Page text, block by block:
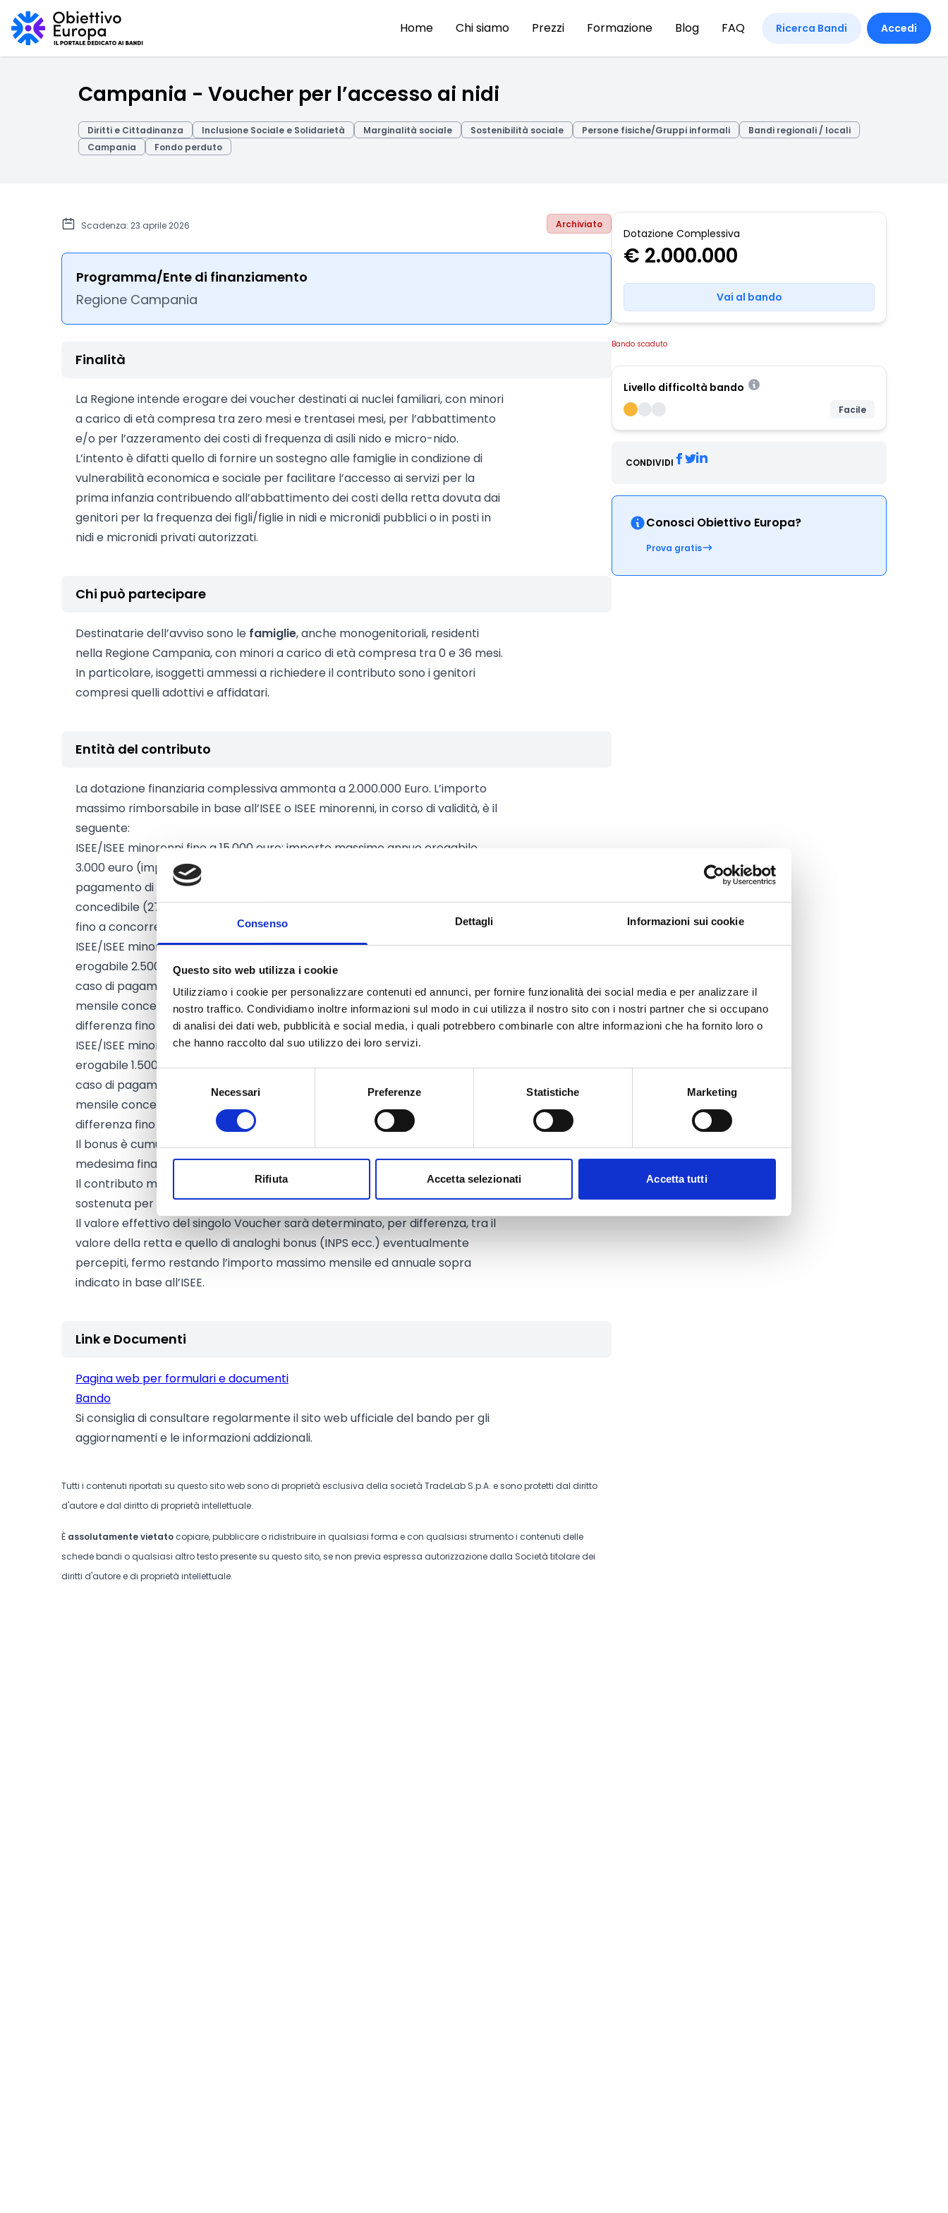
Consenso Dettagli Informazioni sui cookie
Questo sito web utilizza i cookie
Utilizziamo i cookie per personalizzare contenuti ed annunci, per fornire funzionalità dei social media e per analizzare il
nostro traffico. Condividiamo inoltre informazioni sul modo in cui utilizza il nostro sito con i nostri partner che si occupano
di analisi dei dati web, pubblicità e social media, i quali potrebbero combinarle con altre informazioni che ha fornito loro o
che hanno raccolto dal suo utilizzo dei loro servizi.
del
Necessari Preferenze Statistiche Marketing
Rifiuta Accetta selezionati Accetta tutti
Home Chi siamo Prezzi Formazione Blog FAQ Ricerca Bandi Accedi
Campania - Voucher per l’accesso ai nidi
Diritti e Cittadinanza Inclusione Sociale e Solidarietà Marginalità sociale Sostenibilità sociale Persone fisiche/Gruppi informali
Bandi regionali / locali
Campania
Fondo perduto
Scadenza: 23 aprile 2026 Archiviato
Programma/Ente di finanziamento
Regione Campania
Finalità
La Regione intende erogare dei voucher destinati ai nuclei familiari, con minori
a carico di età compresa tra zero mesi e trentasei mesi, per l’abbattimento
e/o per l’azzeramento dei costi di frequenza di asili nido e micro-nido.
L’intento è difatti quello di fornire un sostegno alle famiglie in condizione di
vulnerabilità economica e sociale per facilitare l’accesso ai servizi per la
prima infanzia contribuendo all’abbattimento dei costi della retta dovuta dai
genitori per la frequenza dei figli/figlie in nidi e micronidi pubblici o in posti in
nidi e micronidi privati autorizzati.
Chi può partecipare
Destinatarie dell’avviso sono le famiglie, anche monogenitoriali, residenti
nella Regione Campania, con minori a carico di età compresa tra 0 e 36 mesi.
In particolare, isoggetti ammessi a richiedere il contributo sono i genitori
compresi quelli adottivi e affidatari.
Entità del contributo
La dotazione finanziaria complessiva ammonta a 2.000.000 Euro. L’importo
massimo rimborsabile in base all’ISEE o ISEE minorenni, in corso di validità, è il
seguente:
ISEE/ISEE minorenni fino a 15.000 euro: importo massimo annuo erogabile
3.000 euro (importo massimo mensile erogabile 272,72 euro). Nel caso di
pagamento di dieci mensilità erogate al massimo dell’importo mensile
concedibile (272,72 euro), l’undicesima mensilità sarà erogata per differenza
fino a concorrenza del tetto annuo di 3.000 euro per minore.
ISEE/ISEE minorenni da 15.001 euro fino a 30.000 euro: importo massimo annuo
erogabile 2.500 euro (importo massimo mensile erogabile 227,27 euro). Nel
caso di pagamento di dieci mensilità erogate al massimo dell’importo
mensile concedibile (222,27 euro), l’undicesima mensilità sarà erogata per
differenza fino a concorrenza del tetto annuo di 2.500 euro per minore.
ISEE/ISEE minorenni da 30.001 euro a 45.000 euro: importo massimo annuo
erogabile 1.500 euro (importo massimo mensile erogabile 136,37 euro). Nel
caso di pagamento di dieci mensilità erogate al massimo dell’importo
mensile concedibile (136,37 euro), l’undicesima mensilità sarà erogata per
differenza fino a concorrenza del tetto annuo di 1.500 euro per minore
Il bonus è cumulabile con altri incentivi, anche finanziari, emanati per la
medesima finalità.
Il contributo mensile erogato non potrà, in nessun caso, eccedere la spesa
sostenuta per il pagamento della singola retta.
Il valore effettivo del singolo Voucher sarà determinato, per differenza, tra il
valore della retta e quello di analoghi bonus (INPS ecc.) eventualmente
percepiti, fermo restando l’importo massimo mensile ed annuale sopra
indicato in base all’ISEE.
Link e Documenti
Pagina web per formulari e documenti
Bando
Si consiglia di consultare regolarmente il sito web ufficiale del bando per gli
aggiornamenti e le informazioni addizionali.
Tutti i contenuti riportati su questo sito web sono di proprietà esclusiva della società TradeLab S.p.A. e sono protetti dal diritto
d'autore e dal diritto di proprietà intellettuale.
È assolutamente vietato copiare, pubblicare o ridistribuire in qualsiasi forma e con qualsiasi strumento i contenuti delle
schede bandi o qualsiasi altro testo presente su questo sito, se non previa espressa autorizzazione dalla Società titolare dei
diritti d'autore e di proprietà intellettuale.
Dotazione Complessiva
€ 2.000.000
Vai al bando
Bando scaduto
Livello difficoltà bando
Facile
CONDIVIDI
Conosci Obiettivo Europa?
Prova gratis